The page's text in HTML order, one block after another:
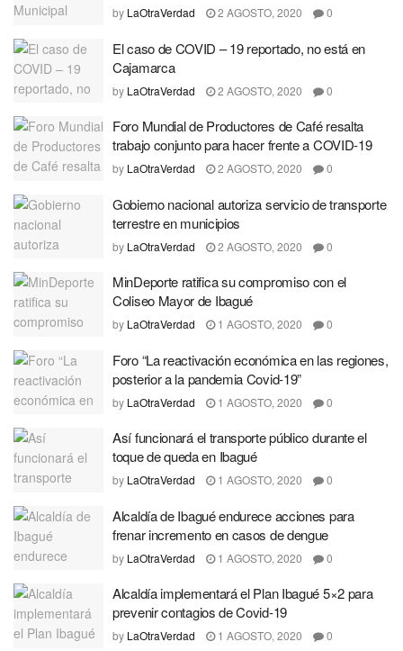
by LaOtraVerdad 2 AGOSTO, 2020 0
El caso de COVID – 19 reportado, no está en
Cajamarca
by LaOtraVerdad 2 AGOSTO, 2020 0
Foro Mundial de Productores de Café resalta
trabajo conjunto para hacer frente a COVID-19
by LaOtraVerdad 2 AGOSTO, 2020 0
Gobierno nacional autoriza servicio de transporte
terrestre en municipios
by LaOtraVerdad 2 AGOSTO, 2020 0
MinDeporte ratifica su compromiso con el
Coliseo Mayor de Ibagué
by LaOtraVerdad 1 AGOSTO, 2020 0
Foro “La reactivación económica en las regiones,
posterior a la pandemia Covid-19”
by LaOtraVerdad 1 AGOSTO, 2020 0
Así funcionará el transporte público durante el
toque de queda en Ibagué
by LaOtraVerdad 1 AGOSTO, 2020 0
Alcaldía de Ibagué endurece acciones para
frenar incremento en casos de dengue
by LaOtraVerdad 1 AGOSTO, 2020 0
Alcaldía implementará el Plan Ibagué 5×2 para
prevenir contagios de Covid-19
by LaOtraVerdad 1 AGOSTO, 2020 0